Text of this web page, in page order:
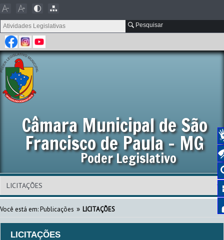
Pesquisar
Câmara Municipal de São
Francisco de Paula - MG
Poder Legislativo
Você está em:Publicações » LICITAÇÕES
LICITAÇÕES